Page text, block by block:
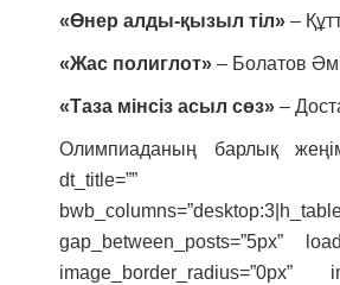
«Өнер алды-қызыл тіл» –
«Жас полиглот» – Болатов
«Таза мінсіз асыл сөз» –
Олимпиаданың барлық
dt_title=””
gap_between_posts=”5px”
image_border_radius=”0px”